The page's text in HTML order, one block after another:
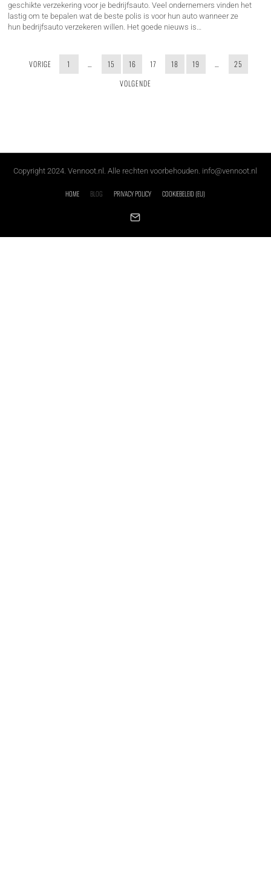
geschikte verzekering voor je bedrijfsauto. Veel ondernemers vinden het
lastig om te bepalen wat de beste polis is voor hun auto wanneer ze
hun bedrijfsauto verzekeren willen. Het goede nieuws is…
VORIGE 1 … 15 16 17 18 19 …
25
VOLGENDE
Copyright 2024. Vennoot.nl. Alle rechten voorbehouden. info@vennoot.nl
HOME BLOG PRIVACY POLICY COOKIEBELEID (EU)